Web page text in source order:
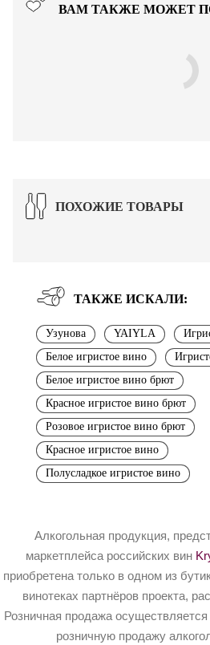
ВАМ ТАКЖЕ МОЖЕТ
ПОХОЖИЕ ТОВАРЫ
ТАКЖЕ ИСКАЛИ:
Узунова YAIYLA
Белое игристое вино
Белое игристое вино брют
Красное игристое вино брют
Розовое игристое вино брют
Красное игристое вино
Полусладкое игристое вино
Алкогольная продукция,
маркетплейса российских вин
приобретена только в одном из
винотеках партнёров проекта,
Розничная продажа
розничную продажу